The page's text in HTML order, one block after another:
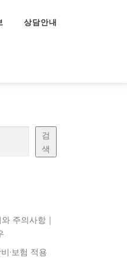
상담안내
검
색
주의사항｜
·보험 적용